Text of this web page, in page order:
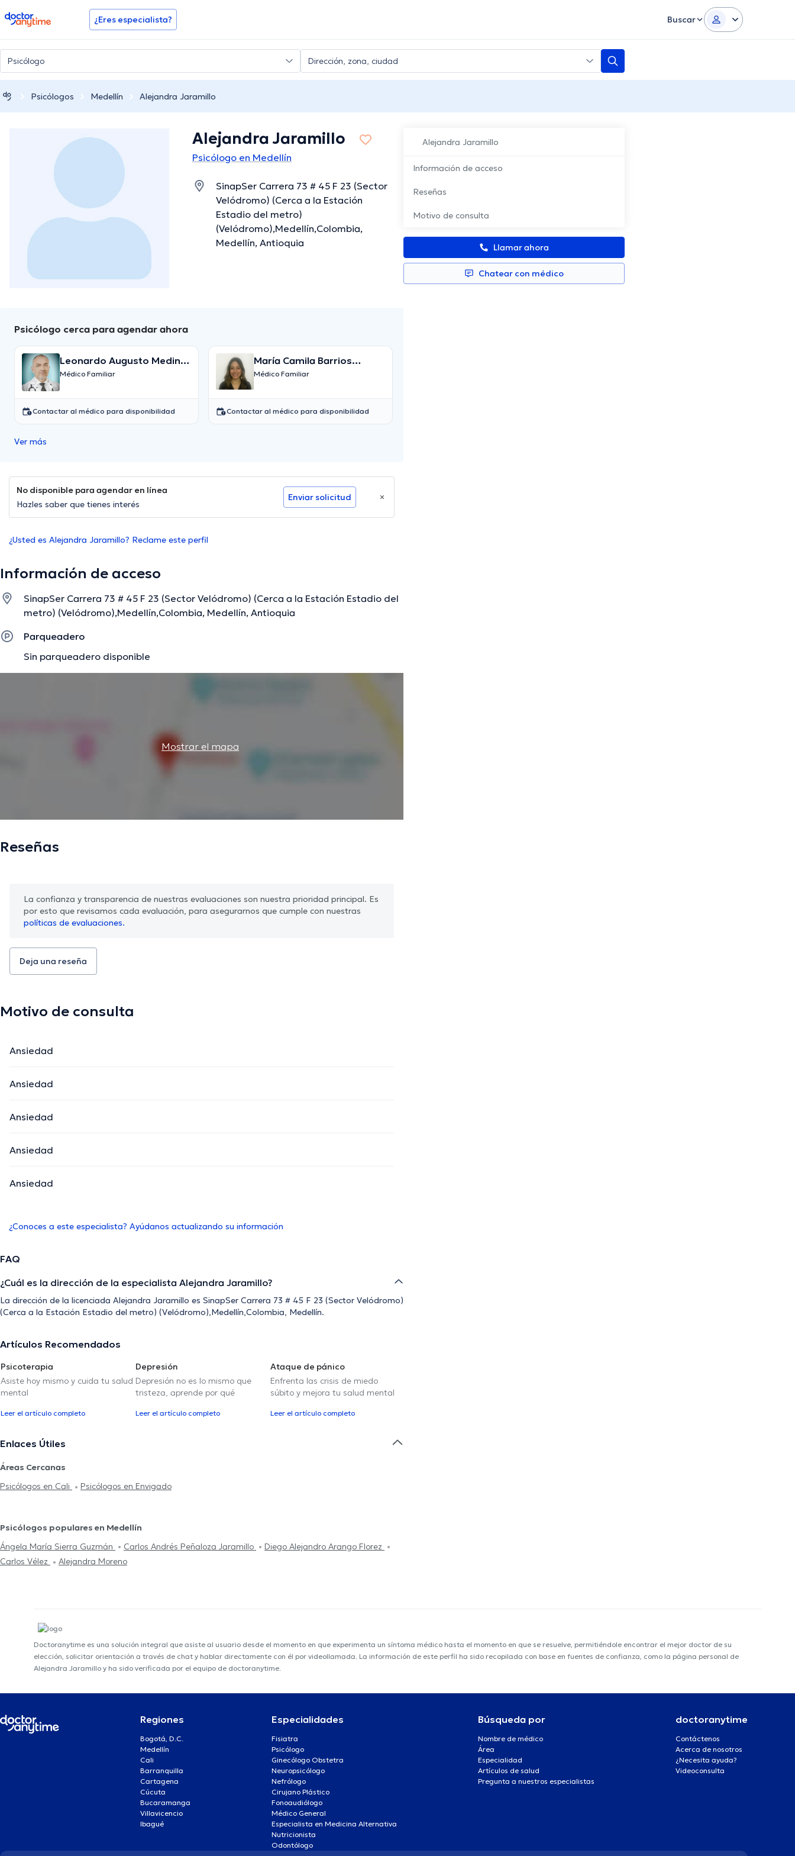
doctoranytime ¿Eres especialista? Buscar
Psicólogos Medellín Alejandra Jaramillo
Alejandra Jaramillo
Información de acceso
Reseñas
Motivo de consulta
Llamar ahora
Chatear con médico
Alejandra Jaramillo
Psicólogo en Medellín
SinapSer Carrera 73 # 45 F 23 (Sector
Velódromo) (Cerca a la Estación
Estadio del metro)
(Velódromo),Medellín,Colombia,
Medellín, Antioquia
Psicólogo cerca para agendar ahora
Leonardo Augusto Medina
Ospina
Médico Familiar
Contactar al médico para disponibilidad
María Camila Barrios
Martínez
Médico Familiar
Contactar al médico para disponibilidad
Ver más
No disponible para agendar en línea
Hazles saber que tienes interés
Enviar solicitud
¿Usted es Alejandra Jaramillo? Reclame este perfil
Información de acceso
SinapSer Carrera 73 # 45 F 23 (Sector Velódromo) (Cerca a la Estación Estadio del
metro) (Velódromo),Medellín,Colombia, Medellín, Antioquia
Parqueadero
Sin parqueadero disponible
Mostrar el mapa
Reseñas
La confianza y transparencia de nuestras evaluaciones son nuestra prioridad principal. Es
por esto que revisamos cada evaluación, para asegurarnos que cumple con nuestras
políticas de evaluaciones.
Deja una reseña
Motivo de consulta
Ansiedad
Ansiedad
Ansiedad
Ansiedad
Ansiedad
¿Conoces a este especialista? Ayúdanos actualizando su información
FAQ
¿Cuál es la dirección de la especialista Alejandra Jaramillo?
La dirección de la licenciada Alejandra Jaramillo es SinapSer Carrera 73 # 45 F 23 (Sector Velódromo)
(Cerca a la Estación Estadio del metro) (Velódromo),Medellín,Colombia, Medellín.
Artículos Recomendados
Psicoterapia
Asiste hoy mismo y cuida tu salud
mental
Leer el artículo completo
Depresión
Depresión no es lo mismo que
tristeza, aprende por qué
Leer el artículo completo
Ataque de pánico
Enfrenta las crisis de miedo
súbito y mejora tu salud mental
Leer el artículo completo
Enlaces Útiles
Áreas Cercanas
Psicólogos en Cali
Psicólogos en Envigado
Psicólogos populares en Medellín
Ángela María Sierra Guzmán
Carlos Andrés Peñaloza Jaramillo
Diego Alejandro Arango Florez
Carlos Vélez
Alejandra Moreno
Doctoranytime es una solución integral que asiste al usuario desde el momento en que experimenta un síntoma médico hasta el momento en que se resuelve, permitiéndole encontrar el mejor doctor de su
elección, solicitar orientación a través de chat y hablar directamente con él por videollamada. La información de este perfil ha sido recopilada con base en fuentes de confianza, como la página personal de
Alejandra Jaramillo y ha sido verificada por el equipo de doctoranytime.
Regiones
Bogotá, D.C.
Medellín
Cali
Barranquilla
Cartagena
Cúcuta
Bucaramanga
Villavicencio
Ibagué
Especialidades
Fisiatra
Psicólogo
Ginecólogo Obstetra
Neuropsicólogo
Nefrólogo
Cirujano Plástico
Fonoaudiólogo
Médico General
Especialista en Medicina Alternativa
Nutricionista
Odontólogo
Búsqueda por
Nombre de médico
Área
Especialidad
Artículos de salud
Pregunta a nuestros especialistas
doctoranytime
Contáctenos
Acerca de nosotros
¿Necesita ayuda?
Videoconsulta